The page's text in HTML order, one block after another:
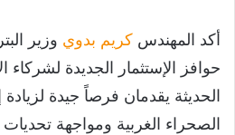
أكد المهندس كريم بدوي وزير
حوافز الإستثمار الجديدة لشركاء
الحديثة يقدمان فرصاً جيدة لزيادة
الصحراء الغربية ومواجهة